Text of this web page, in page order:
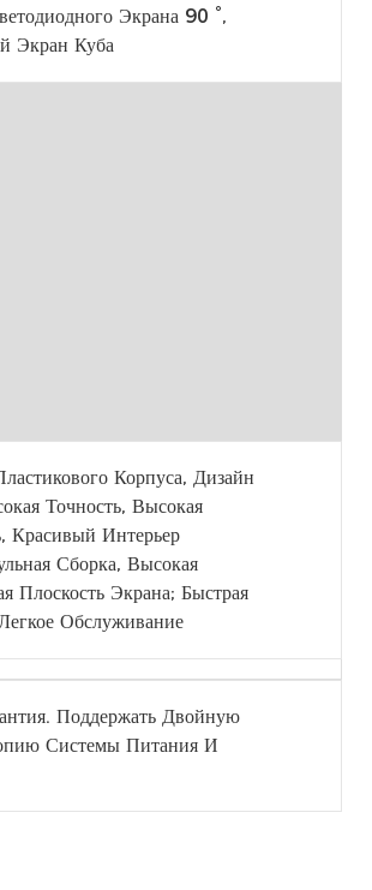
Экрана 90 °,
Экран Куба
Корпуса, Дизайн
Точность, Высокая
Красивый Интерьер
Сборка, Высокая
Плоскость Экрана; Быстрая
Обслуживание
Поддержать Двойную
Системы Питания И